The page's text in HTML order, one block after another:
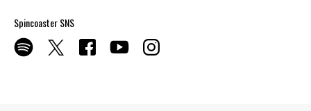
Spincoaster SNS